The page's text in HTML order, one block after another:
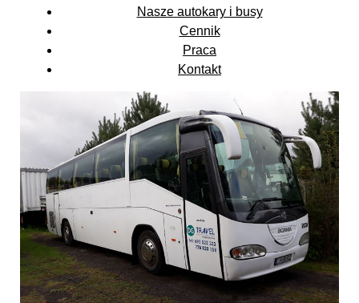
Nasze autokary i busy
Cennik
Praca
Kontakt